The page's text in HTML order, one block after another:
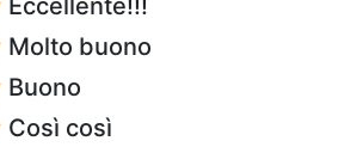
Eccellente!!!
Molto buono
Buono
Così così